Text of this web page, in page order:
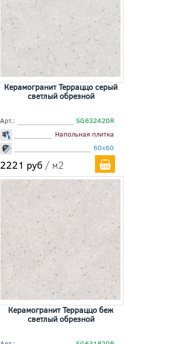
Керамогранит Терраццо серый
светлый обрезной
Арт.:
SG632420R
Напольная плитка
60x60
2221 руб / м2
Керамогранит Терраццо беж
светлый обрезной